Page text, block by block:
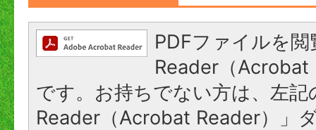
PDFファイルを
Reader（Acrobat
です。お持ちでない方は、左
Reader（Acrobat Reader）」